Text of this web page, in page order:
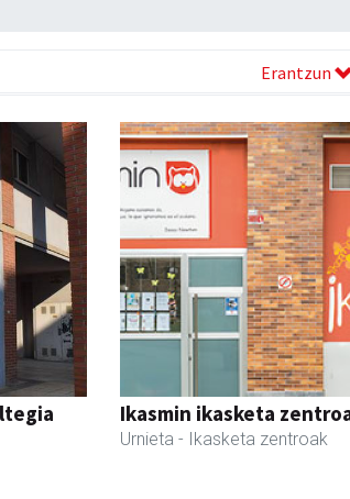
Erantzun
Ikasmin ikasketa
Urnieta - Ikasketa zentroak